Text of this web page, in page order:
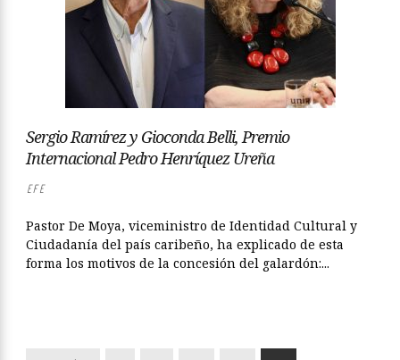
Sergio Ramírez y Gioconda Belli, Premio
Internacional Pedro Henríquez Ureña
EFE
Pastor De Moya, viceministro de Identidad Cultural y
Ciudadanía del país caribeño, ha explicado de esta
forma los motivos de la concesión del galardón:...